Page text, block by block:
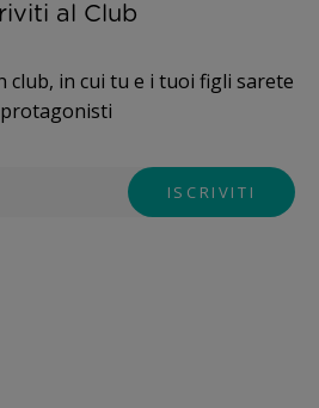
al Club
club, in cui tu e i tuoi figli sarete